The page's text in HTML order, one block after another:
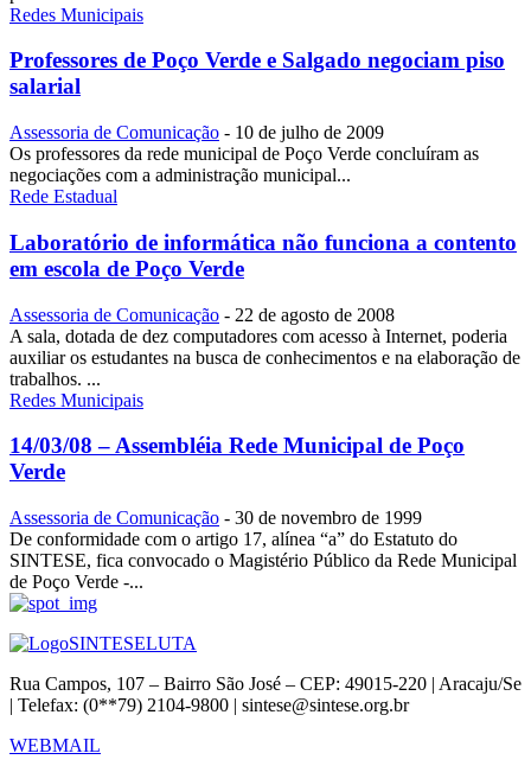
Redes Municipais
Professores de Poço Verde e Salgado negociam piso
salarial
Assessoria de Comunicação - 10 de julho de 2009
Os professores da rede municipal de Poço Verde concluíram as
negociações com a administração municipal...
Rede Estadual
Laboratório de informática não funciona a contento
em escola de Poço Verde
Assessoria de Comunicação - 22 de agosto de 2008
A sala, dotada de dez computadores com acesso à Internet, poderia
auxiliar os estudantes na busca de conhecimentos e na elaboração de
trabalhos. ...
Redes Municipais
14/03/08 – Assembléia Rede Municipal de Poço
Verde
Assessoria de Comunicação - 30 de novembro de 1999
De conformidade com o artigo 17, alínea “a” do Estatuto do
SINTESE, fica convocado o Magistério Público da Rede Municipal
de Poço Verde -...
SINTESELUTA
Rua Campos, 107 – Bairro São José – CEP: 49015-220 | Aracaju/Se
| Telefax: (0**79) 2104-9800 | sintese@sintese.org.br
WEBMAIL